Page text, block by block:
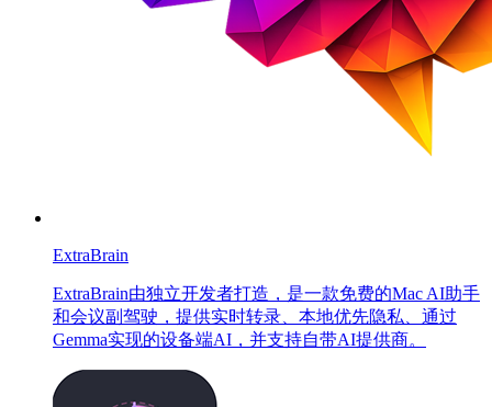
ExtraBrain
ExtraBrain由独立开发者打造，是一款免费的Mac AI助手
和会议副驾驶，提供实时转录、本地优先隐私、通过
Gemma实现的设备端AI，并支持自带AI提供商。